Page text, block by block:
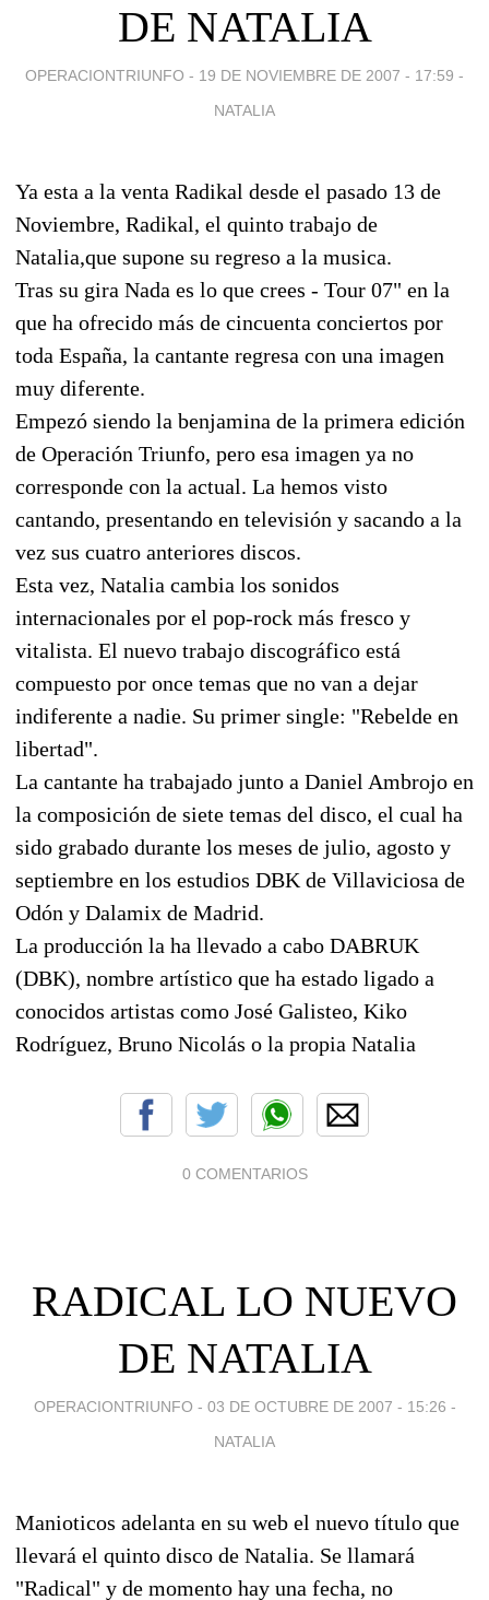
DE NATALIA
OPERACIONTRIUNFO - 19 DE NOVIEMBRE DE 2007 - 17:59 -
NATALIA
Ya esta a la venta Radikal desde el pasado 13 de
Noviembre, Radikal, el quinto trabajo de
Natalia,que supone su regreso a la musica.
Tras su gira Nada es lo que crees - Tour 07" en la
que ha ofrecido más de cincuenta conciertos por
toda España, la cantante regresa con una imagen
muy diferente.
Empezó siendo la benjamina de la primera edición
de Operación Triunfo, pero esa imagen ya no
corresponde con la actual. La hemos visto
cantando, presentando en televisión y sacando a la
vez sus cuatro anteriores discos.
Esta vez, Natalia cambia los sonidos
internacionales por el pop-rock más fresco y
vitalista. El nuevo trabajo discográfico está
compuesto por once temas que no van a dejar
indiferente a nadie. Su primer single: "Rebelde en
libertad".
La cantante ha trabajado junto a Daniel Ambrojo en
la composición de siete temas del disco, el cual ha
sido grabado durante los meses de julio, agosto y
septiembre en los estudios DBK de Villaviciosa de
Odón y Dalamix de Madrid.
La producción la ha llevado a cabo DABRUK
(DBK), nombre artístico que ha estado ligado a
conocidos artistas como José Galisteo, Kiko
Rodríguez, Bruno Nicolás o la propia Natalia
0 COMENTARIOS
RADICAL LO NUEVO
DE NATALIA
OPERACIONTRIUNFO - 03 DE OCTUBRE DE 2007 - 15:26 -
NATALIA
Manioticos adelanta en su web el nuevo título que
llevará el quinto disco de Natalia. Se llamará
"Radical" y de momento hay una fecha, no